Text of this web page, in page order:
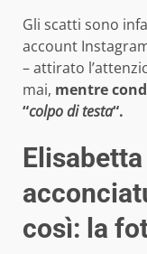
Gli scatti sono
account
– attirato
mai, mentre
“colpo di testa“.
così: la